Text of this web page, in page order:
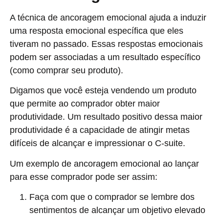
A técnica de ancoragem emocional ajuda a induzir
uma resposta emocional específica que eles
tiveram no passado. Essas respostas emocionais
podem ser associadas a um resultado específico
(como comprar seu produto).
Digamos que você esteja vendendo um produto
que permite ao comprador obter maior
produtividade. Um resultado positivo dessa maior
produtividade é a capacidade de atingir metas
difíceis de alcançar e impressionar o C-suite.
Um exemplo de ancoragem emocional ao lançar
para esse comprador pode ser assim:
Faça com que o comprador se lembre dos
sentimentos de alcançar um objetivo elevado